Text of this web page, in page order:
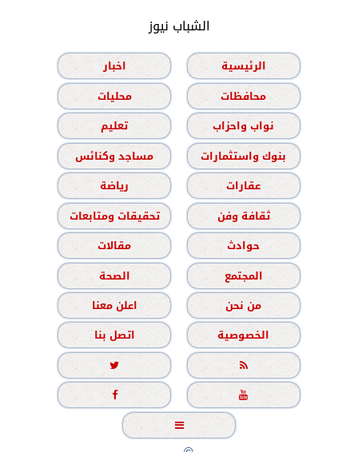
الشباب نيوز
الرئيسية
اخبار
محافظات
محليات
نواب واحزاب
تعليم
بنوك واستثمارات
مساجد وكنائس
عقارات
رياضة
ثقافة وفن
تحقيقات ومتابعات
حوادث
مقالات
المجتمع
الصحة
من نحن
اعلن معنا
الخصوصية
اتصل بنا




